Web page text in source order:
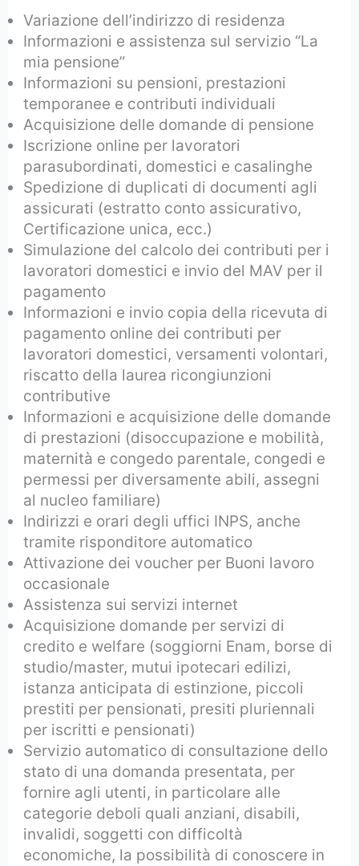
Variazione dell’indirizzo di residenza
Informazioni e assistenza sul servizio “La
mia pensione”
Informazioni su pensioni, prestazioni
temporanee e contributi individuali
Acquisizione delle domande di pensione
Iscrizione online per lavoratori
parasubordinati, domestici e casalinghe
Spedizione di duplicati di documenti agli
assicurati (estratto conto assicurativo,
Certificazione unica, ecc.)
Simulazione del calcolo dei contributi per i
lavoratori domestici e invio del MAV per il
pagamento
Informazioni e invio copia della ricevuta di
pagamento online dei contributi per
lavoratori domestici, versamenti volontari,
riscatto della laurea ricongiunzioni
contributive
Informazioni e acquisizione delle domande
di prestazioni (disoccupazione e mobilità,
maternità e congedo parentale, congedi e
permessi per diversamente abili, assegni
al nucleo familiare)
Indirizzi e orari degli uffici INPS, anche
tramite risponditore automatico
Attivazione dei voucher per Buoni lavoro
occasionale
Assistenza sui servizi internet
Acquisizione domande per servizi di
credito e welfare (soggiorni Enam, borse di
studio/master, mutui ipotecari edilizi,
istanza anticipata di estinzione, piccoli
prestiti per pensionati, presiti pluriennali
per iscritti e pensionati)
Servizio automatico di consultazione dello
stato di una domanda presentata, per
fornire agli utenti, in particolare alle
categorie deboli quali anziani, disabili,
invalidi, soggetti con difficoltà
economiche, la possibilità di conoscere in